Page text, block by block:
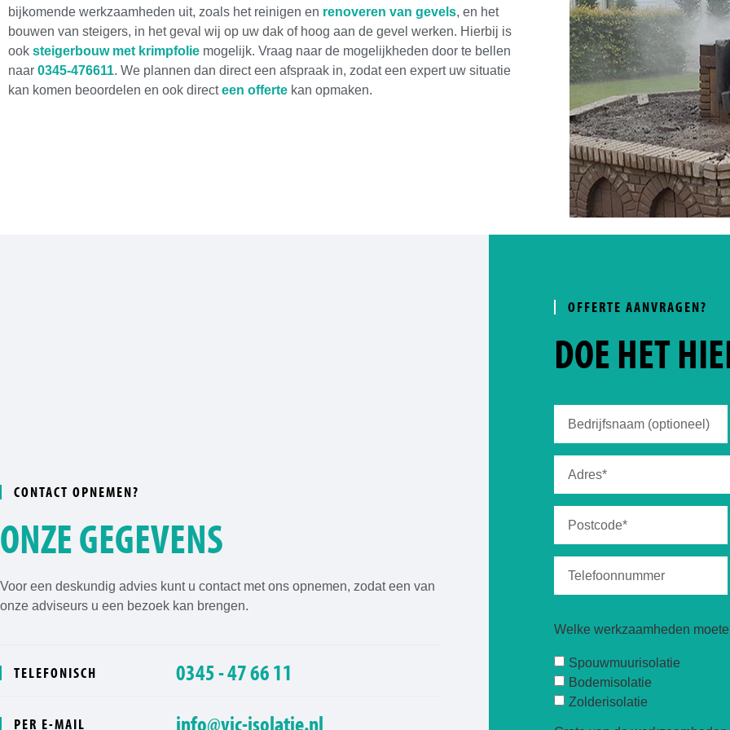
bijkomende werkzaamheden uit, zoals het reinigen en renoveren van gevels, en het
bouwen van steigers, in het geval wij op uw dak of hoog aan de gevel werken. Hierbij is
ook steigerbouw met krimpfolie mogelijk. Vraag naar de mogelijkheden door te bellen
naar 0345-476611. We plannen dan direct een afspraak in, zodat een expert uw situatie
kan komen beoordelen en ook directeen offerte kan opmaken.
CONTACT OPNEMEN?
ONZE GEGEVENS
Voor een deskundig advies kunt u contact met ons opnemen, zodat een van
onze adviseurs u een bezoek kan brengen.
TELEFONISCH 0345 - 47 66 11
PER E-MAIL info@vic-isolatie.nl
OFFERTE AANVRAGEN?
DOE HET
Welke werkzaamheden
Spouwmuurisolatie
Bodemisolatie
Zolderisolatie